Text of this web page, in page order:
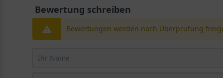
Bewertung schreiben
Bewertungen werden nach Überprüfung